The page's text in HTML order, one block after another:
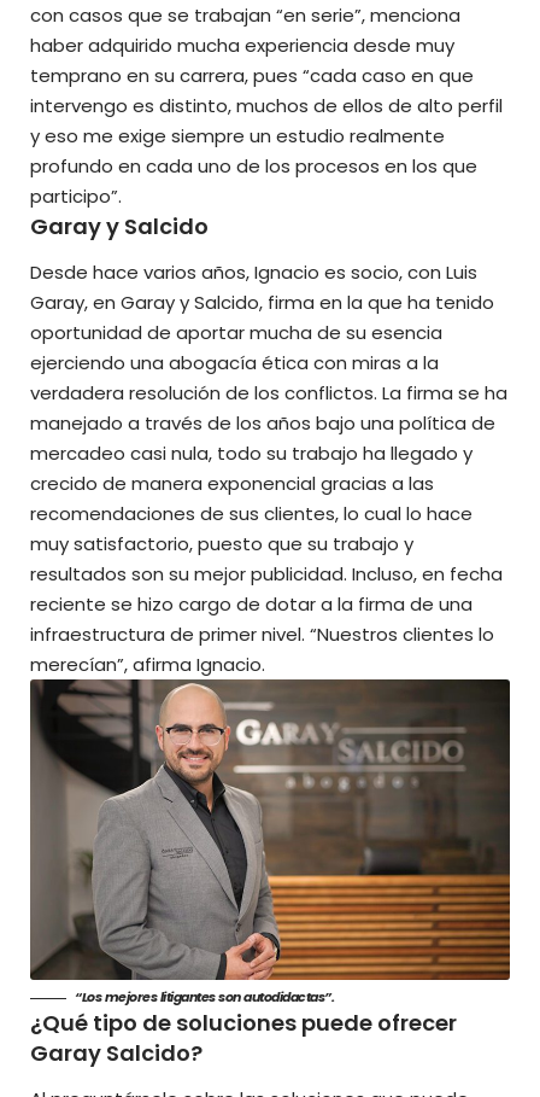
con casos que se trabajan “en serie”, menciona
haber adquirido mucha experiencia desde muy
temprano en su carrera, pues “cada caso en que
intervengo es distinto, muchos de ellos de alto perfil
y eso me exige siempre un estudio realmente
profundo en cada uno de los procesos en los que
participo”.
Garay y Salcido
Desde hace varios años, Ignacio es socio, con Luis
Garay, en Garay y Salcido, firma en la que ha tenido
oportunidad de aportar mucha de su esencia
ejerciendo una abogacía ética con miras a la
verdadera resolución de los conflictos. La firma se ha
manejado a través de los años bajo una política de
mercadeo casi nula, todo su trabajo ha llegado y
crecido de manera exponencial gracias a las
recomendaciones de sus clientes, lo cual lo hace
muy satisfactorio, puesto que su trabajo y
resultados son su mejor publicidad. Incluso, en fecha
reciente se hizo cargo de dotar a la firma de una
infraestructura de primer nivel. “Nuestros clientes lo
merecían”, afirma Ignacio.
“Los mejores litigantes son autodidactas”.
¿Qué tipo de soluciones puede ofrecer
Garay Salcido?